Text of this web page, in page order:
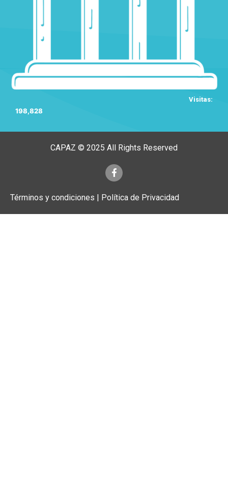
Visitas:
198,828
CAPAZ © 2025 All Rights Reserved
Términos y condiciones | Política de Privacidad